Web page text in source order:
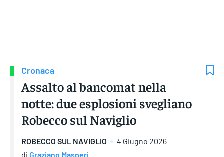
Cronaca
Assalto al bancomat nella
notte: due esplosioni svegliano
Robecco sul Naviglio
ROBECCO SUL NAVIGLIO
4 Giugno 2026
di Graziano Masperi